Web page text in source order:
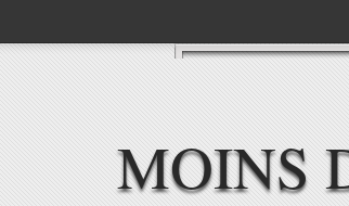
MOINS